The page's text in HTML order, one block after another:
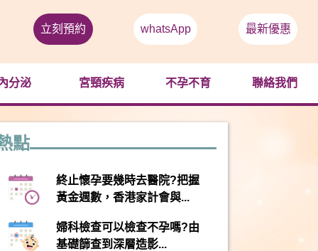
立刻預約 whatsApp 最新優惠
分泌 宮頸疾病 不孕不育 聯絡我們
點
終止懷孕要幾時去醫院?把握
黃金週數，香港家計會與...
婦科檢查可以檢查不孕嗎?由
基礎篩查到深層造影...